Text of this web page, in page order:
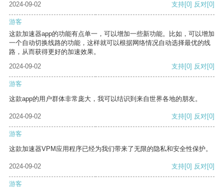
2024-09-02
支持[0] 反对[0]
游客
这款加速器app的功能有点单一，可以增加一些新功能。比如，可以增加
一个自动切换线路的功能，这样就可以根据网络情况自动选择最优的线
路，从而获得更好的加速效果。
2024-09-02
支持[0] 反对[0]
游客
这款app的用户群体非常庞大，我可以结识到来自世界各地的朋友。
2024-09-02 支持[0] 反对[0]
游客
这款加速器VPM应用程序已经为我们带来了无限的隐私和安全性保护。
2024-09-02 支持[0] 反对[0]
游客